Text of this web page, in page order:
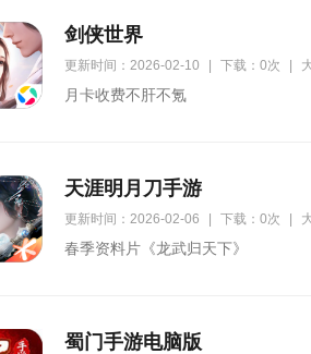
剑侠世界
更新时间：2026-02-10 下载：0次
月卡收费不肝不氪
天涯明月刀手游
更新时间：2026-02-06 下载：0次
春季资料片《龙武归天下》
蜀门手游电脑版